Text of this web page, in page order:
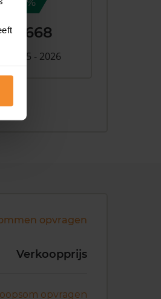
2025 - 2026
opvragen
Verkoopprijs
opvragen